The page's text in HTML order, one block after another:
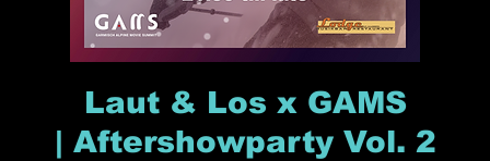
Laut & Los x GAMS
| Aftershowparty Vol. 2